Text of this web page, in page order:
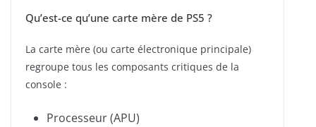
Qu’est-ce qu’une carte mère de PS5 ?
La carte mère (ou carte électronique principale)
regroupe tous les composants critiques de la
console :
Processeur (APU)